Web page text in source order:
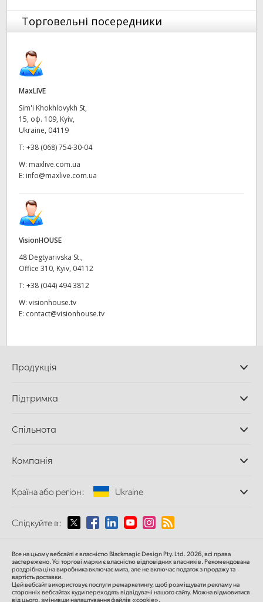
Mexico
Norway
Poland
Portugal
Spain
Chinese Taipei
United Kingdom
United States
Торговельні посередники
MaxLIVE
Sim'i Khokhlovykh St,
15, оф. 109, Kyiv,
Ukraine, 04119
T: +38 (068) 754-30-04
W: maxlive.com.ua
E: info@maxlive.com.ua
VisionHOUSE
48 Degtyarivska St.,
Office 310, Kyiv, 04112
T: +38 (044) 494 3812
W: visionhouse.tv
E: contact@visionhouse.tv
Продукція
Додатки DaVinci
Відеомікшери ATEM
Дискові рекордери
та відтворення
Перетворення форматів
Мовні конвертери
Мережеве сховище
MultiView
Маршрутизація та розподіл
Підтримка
Центр підтримки
Спільнота
Компанія
Про нас
Медіа
Країна або регіон: Ukraine
Виберіть вашу країну або регіон
Australia
Слідкуйте в:
Все на цьому вебсайті є власністю Blackmagic Design Pty. Ltd. 2026, всі права
застережено.Усі торгові марки є власністю відповідних власників.Рекомендована
роздрібна цінавиробника включає мита, але не включає податок з продажу та
вартість доставки.
Цей вебсайт використовує послуги ремаркетингу, щоб розміщувати рекламу на
сторонніх вебсайтах куди переходять відвідувачі нашого сайту. Можна відмовитися
від цього, змінивши налаштування файлів «cookie».